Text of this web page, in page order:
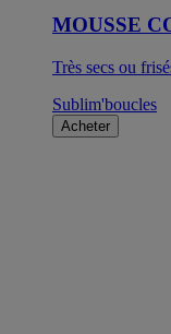
MOUSSE
Très secs ou
Sublim'boucles
Acheter